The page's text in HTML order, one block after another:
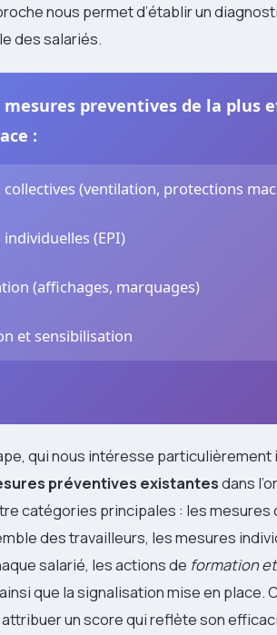
nous permet d’établir un
des salariés.
mesures preventives de la plus
:
collectives (ventilation, protections
(EPI)
(affichages, marquages)
et sensibilisation
qui nous intéresse particulièrement
préventives existantesdans
catégories principales : les mesures
des travailleurs, les mesures
salarié, les actions de formation
que la signalisation mise en place.
un score qui reflète son